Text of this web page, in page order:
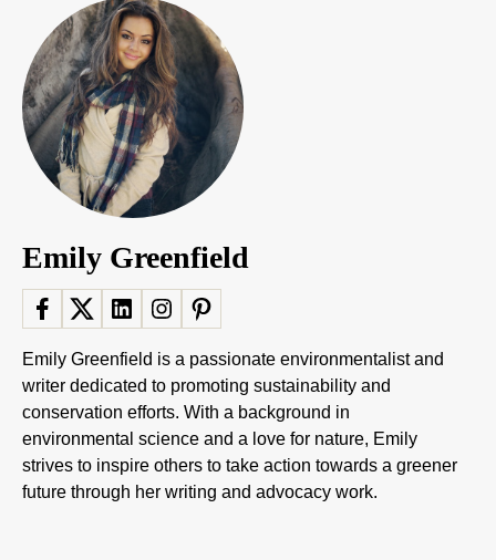
Emily Greenfield
Emily Greenfield is a passionate environmentalist and
writer dedicated to promoting sustainability and
conservation efforts. With a background in
environmental science and a love for nature, Emily
strives to inspire others to take action towards a greener
future through her writing and advocacy work.